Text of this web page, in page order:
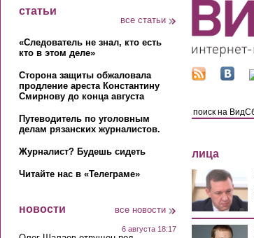
статьи
все статьи
«Следователь не знал, кто есть
кто в этом деле»
Сторона защиты обжаловала
продление ареста Константину
Смирнову до конца августа
Путеводитель по уголовным
делам рязанских журналистов.
Журналист? Будешь сидеть
Читайте нас в «Телеграме»
новости все новости
6 августа 18:17
лица